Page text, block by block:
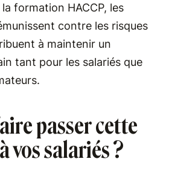
formation HACCP, les
contre les risques
à maintenir un
tant pour les salariés que
passer cette
vos salariés ?